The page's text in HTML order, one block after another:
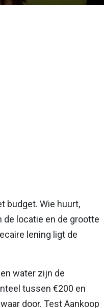
budget. Wie huurt,
de locatie en de grootte
lening ligt de
water zijn de
tussen €200 en
door. Test Aankoop